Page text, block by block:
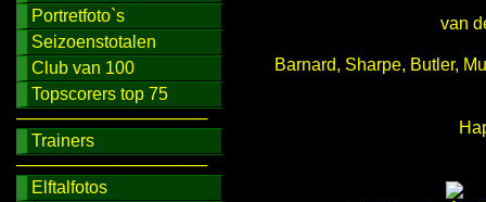
Portretfoto`s
Seizoenstotalen
Club van 100
Topscorers top 75
────────────────
Trainers
────────────────
Elftalfotos
van
Barnard, Sharpe, Butler,